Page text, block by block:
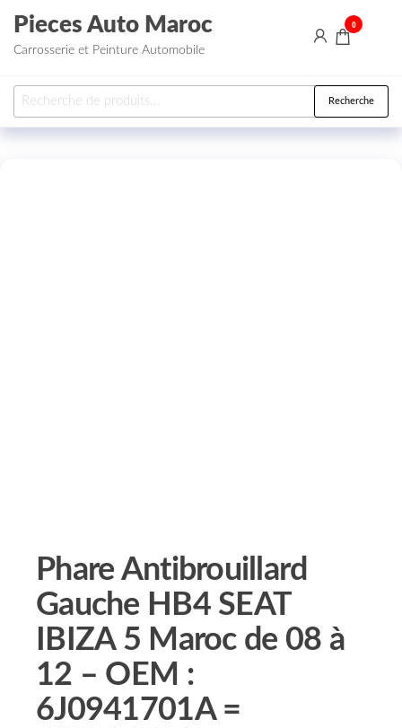
Aller au contenu
Pieces Auto Maroc
Carrosserie et Peinture Automobile
0
Recherche pour : Recherche
Phare Antibrouillard
Gauche HB4 SEAT
IBIZA 5 Maroc de 08 à
12 – OEM :
6J0941701A =